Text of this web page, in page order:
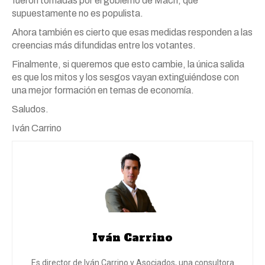
supuestamente no es populista.
Ahora también es cierto que esas medidas responden a las
creencias más difundidas entre los votantes.
Finalmente, si queremos que esto cambie, la única salida
es que los mitos y los sesgos vayan extinguiéndose con
una mejor formación en temas de economía.
Saludos.
Iván Carrino
Iván Carrino
Es director de Iván Carrino y Asociados, una consultora